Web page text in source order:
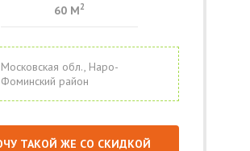
60 М2
Московская обл., Наро-
Фоминский район
ТАКОЙ ЖЕ СО СКИДКОЙ